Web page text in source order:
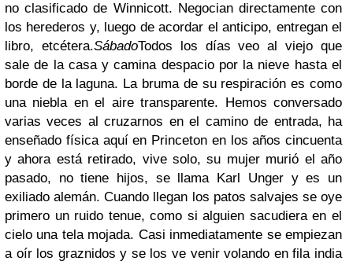
no clasificado de Winnicott. Negocian directamente con
los herederos y, luego de acordar el anticipo, entregan el
libro, etcétera.SábadoTodos los días veo al viejo que
sale de la casa y camina despacio por la nieve hasta el
borde de la laguna. La bruma de su respiración es como
una niebla en el aire transparente. Hemos conversado
varias veces al cruzarnos en el camino de entrada, ha
enseñado física aquí en Princeton en los años cincuenta
y ahora está retirado, vive solo, su mujer murió el año
pasado, no tiene hijos, se llama Karl Unger y es un
exiliado alemán. Cuando llegan los patos salvajes se oye
primero un ruido tenue, como si alguien sacudiera en el
cielo una tela mojada. Casi inmediatamente se empiezan
a oír los graznidos y se los ve venir volando en fila india